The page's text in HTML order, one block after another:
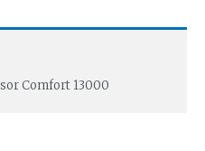
Comfort 13000